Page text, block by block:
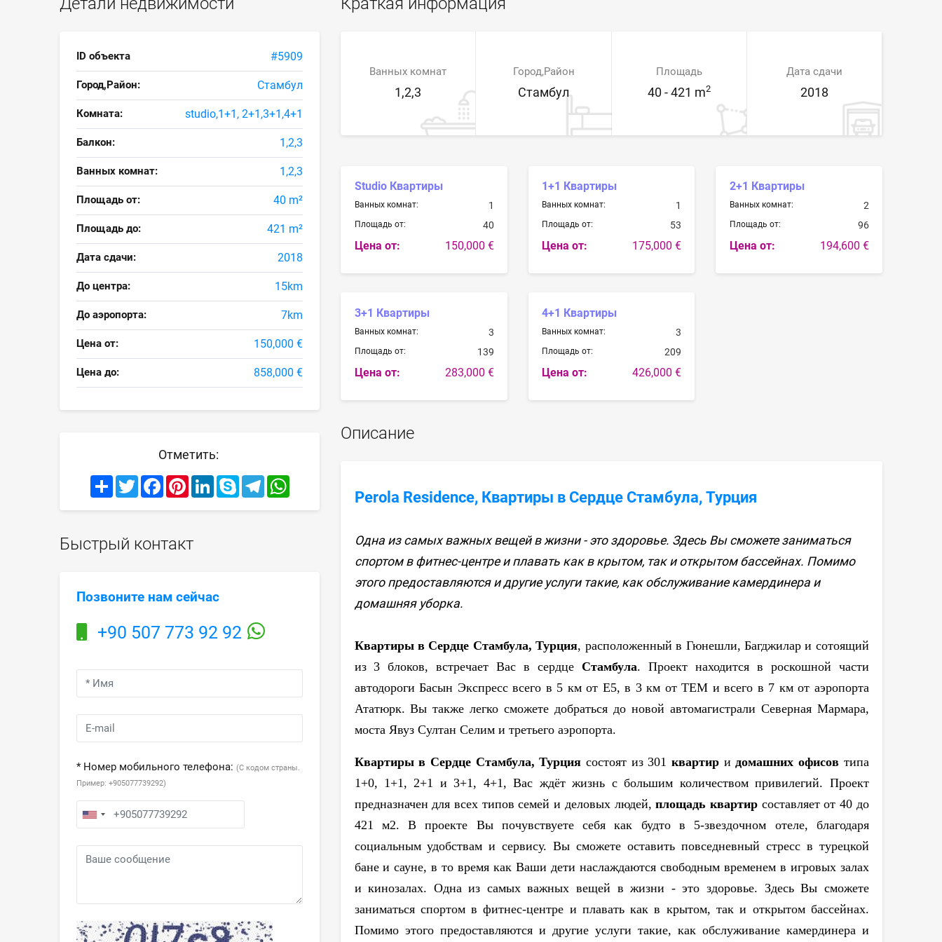
ID объекта #5909
Город,Район: Стамбул
Комната: studio,1+1, 2+1,3+1,4+1
Балкон: 1,2,3
Ванных комнат: 1,2,3
Площадь от: 40 m²
Площадь до: 421 m²
Дата сдачи: 2018
До центра: 15km
До аэропорта: 7km
Цена от: 150,000 €
Цена до: 858,000 €
Отметить:
ShareTwitterFacebookPinterestLinkedInSkypeTelegramWhatsApp
Быстрый контакт
Позвоните нам сейчас
+90 507 773 92 92
* Номер мобильного телефона: (С кодом страны.
Пример: +905077739292)
Ванных комнат
1,2,3
Город,Район
Стамбул
Площадь
40 - 421 m2
Дата сдачи
2018
Studio Квартиры
Ванных комнат: 1
Площадь от: 40
Цена от: 150,000 €
1+1 Квартиры
Ванных комнат: 1
Площадь от: 53
Цена от: 175,000 €
2+1 Квартиры
Ванных комнат: 2
Площадь от: 96
Цена от: 194,600 €
3+1 Квартиры
Ванных комнат: 3
Площадь от: 139
Цена от: 283,000 €
4+1 Квартиры
Ванных комнат: 3
Площадь от: 209
Цена от: 426,000 €
Описание
Perola Residence, Квартиры в Сердце Стамбула, Турция
Одна из самых важных вещей в жизни - это здоровье. Здесь Вы сможете заниматься
спортом в фитнес-центре и плавать как в крытом, так и открытом бассейнах. Помимо
этого предоставляются и другие услуги такие, как обслуживание камердинера и
домашняя уборка.
Квартиры в Сердце Стамбула, Турция, расположенный в Гюнешли, Багджилар и сотоящий
из 3 блоков, встречает Вас в сердцеСтамбула.Проект находится в роскошной части
автодороги Басын Экспресс всего в 5 км от Е5, в 3 км от ТЕМ и всего в 7 км от аэропорта
Ататюрк. Вы также легко сможете добраться до новой автомагистрали Северная Мармара,
моста Явуз Султан Селим и третьего аэропорта.
Квартиры в Сердце Стамбула, Турция состоят из 301квартир и домашних офисов типа
1+0, 1+1, 2+1 и 3+1, 4+1, Вас ждёт жизнь с большим количеством привилегий. Проект
предназначен для всех типов семей и деловых людей,площадь квартирсоставляет от 40 до
421 м2.В проекте Вы почувствуете себя как будто в 5-звездочном отеле, благодаря
социальным удобствам и сервису. Вы сможете оставить повседневный стресс в турецкой
бане и сауне, в то время как Ваши дети наслаждаются свободным временем в игровых залах
и кинозалах. Одна из самых важных вещей в жизни - это здоровье. Здесь Вы сможете
заниматься спортом в фитнес-центре и плавать как в крытом, так и открытом бассейнах.
Помимо этого предоставляются и другие услуги такие, как обслуживание камердинера и